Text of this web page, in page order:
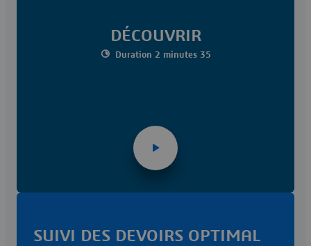
DÉCOUVRIR
Duration 2 minutes 35
SUIVI DES DEVOIRS OPTIMAL